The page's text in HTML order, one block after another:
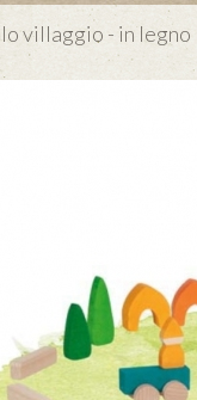
villaggio - in legno